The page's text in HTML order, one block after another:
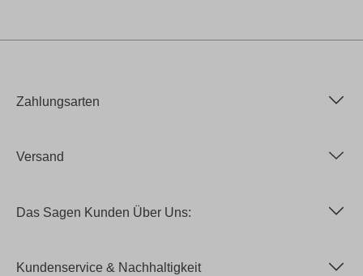
Zahlungsarten
Versand
Das Sagen Kunden Über Uns:
Kundenservice & Nachhaltigkeit